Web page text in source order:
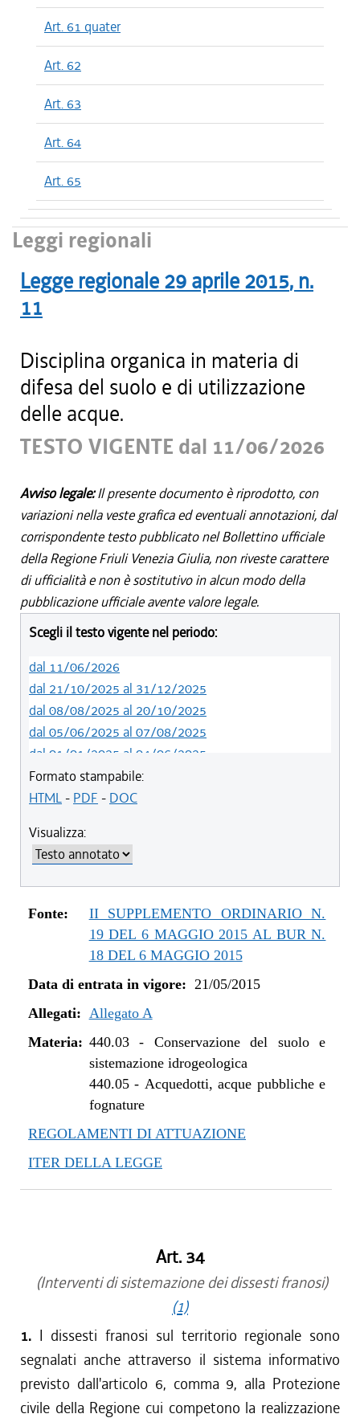
Art. 61 quater
Art. 62
Art. 63
Art. 64
Art. 65
Leggi regionali
Legge regionale 29 aprile 2015, n.
11
Disciplina organica in materia di
difesa del suolo e di utilizzazione
delle acque.
TESTO VIGENTE dal 11/06/2026
Avviso legale:Il presente documento è riprodotto, con
variazioni nella veste grafica ed eventuali annotazioni, dal
corrispondente testo pubblicato nel Bollettino ufficiale
della Regione Friuli Venezia Giulia, non riveste carattere
di ufficialità e non è sostitutivo in alcun modo della
pubblicazione ufficiale avente valore legale.
Scegli il testo vigente nel periodo:
dal 11/06/2026
dal 21/10/2025 al 31/12/2025
dal 08/08/2025 al 20/10/2025
dal 05/06/2025 al 07/08/2025
dal 01/01/2025 al 04/06/2025
dal 27/10/2024 al 31/12/2024
dal 01/01/2024 al 26/10/2024
dal 01/01/2023 al 06/03/2023
dal 09/08/2022 al 31/12/2022
dal 14/06/2022 al 08/08/2022
dal 06/11/2021 al 31/12/2021
dal 12/08/2021 al 05/11/2021
dal 20/05/2021 al 11/08/2021
dal 11/08/2020 al 31/12/2020
dal 02/07/2020 al 10/08/2020
dal 01/01/2020 al 01/07/2020
dal 10/08/2019 al 31/12/2019
dal 27/06/2019 al 09/08/2019
dal 01/05/2019 al 26/06/2019
dal 15/02/2018 al 28/03/2018
dal 05/01/2018 al 14/02/2018
dal 10/08/2017 al 04/01/2018
dal 01/10/2015 al 12/01/2016
dal 21/05/2015 al 30/09/2015
Formato stampabile:
HTML- PDF - DOC
Visualizza:
Fonte:
II SUPPLEMENTO ORDINARIO N.
19 DEL 6 MAGGIO 2015 AL BUR N.
18 DEL 6 MAGGIO 2015
Data di entrata in vigore: 21/05/2015
Allegati: Allegato A
Materia: 440.03- Conservazione del suolo e
sistemazione idrogeologica
440.05- Acquedotti, acque pubbliche e
fognature
REGOLAMENTI DI ATTUAZIONE
ITER DELLA LEGGE
Art. 34
(Interventi di sistemazione dei dissesti franosi)
(1)
1. I dissesti franosi sul territorio regionale sono
segnalati anche attraverso il sistema informativo
previsto dall'articolo 6, comma 9, alla Protezione
civile della Regione cui competono la realizzazione